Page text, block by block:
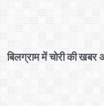
बिलग्राम में चोरी की